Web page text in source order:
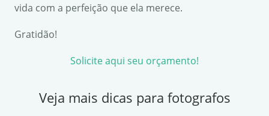
vida com a perfeição que ela merece.
Gratidão!
Solicite aqui seu orçamento!
Veja mais dicas para fotografos